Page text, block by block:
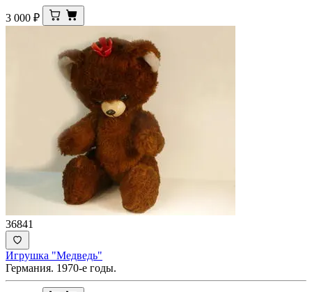
3 000 ₽
36841
Игрушка "Медведь"
Германия. 1970-е годы.